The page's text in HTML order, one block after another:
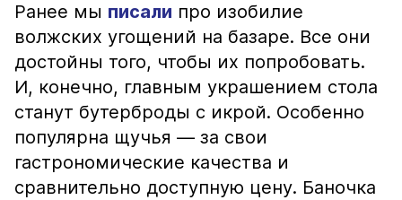
Ранее мы писали про изобилие
волжских угощений на базаре. Все они
достойны того, чтобы их попробовать.
И, конечно, главным украшением стола
станут бутерброды с икрой. Особенно
популярна щучья — за свои
гастрономические качества и
сравнительно доступную цену. Баночка